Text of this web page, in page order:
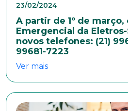
23/02/2024
A partir de 1º de março,
Emergencial da
novos telefones: (21)
99681-7223
Ver mais
Sexo
Masculino
Feminino